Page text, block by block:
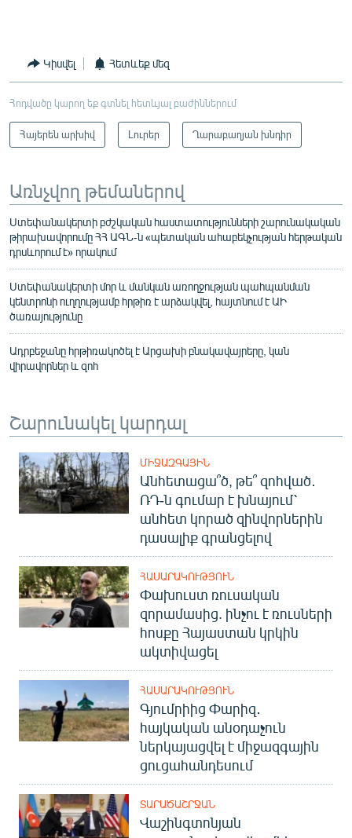
Կիսվել Հետևեք մեզ
Հոդվածը կարող եք գտնել հետևյալ բաժիններում
Հայերեն արխիվ Լուրեր Ղարաբաղյան խնդիր
Առնչվող թեմաներով
Ստեփանակերտի բժշկական հաստատությունների շարունակական
թիրախավորումը ՀՀ ԱԳՆ-ն «պետական ահաբեկչության հերթական
դրսևորում է» որակում
Ստեփանակերտի մոր և մանկան առողջության պահպանման
կենտրոնի ուղղությամբ հրթիռ է արձակվել, հայտնում է ԱԻ
ծառայությունը
Ադրբեջանը հրթիռակոծել է Արցախի բնակավայրերը, կան
վիրավորներ և զոհ
Շարունակել կարդալ
ՄԻՋԱԶԳԱՅԻՆ
Անհետացա՞ծ, թե՞ զոհված․
ՌԴ-ն գումար է խնայում՝
անհետ կորած զինվորներին
դասալիք գրանցելով
ՀԱՍԱՐԱԿՈՒԹՅՈՒՆ
Փախուստ ռուսական
զորամասից. ինչու է ռուսների
հոսքը Հայաստան կրկին
ակտիվացել
ՀԱՍԱՐԱԿՈՒԹՅՈՒՆ
Գյումրիից Փարիզ․
հայկական անօդաչուն
ներկայացվել է միջազգային
ցուցահանդեսում
ՏԱՐԱԾԱՇՐՋԱՆ
Վաշինգտոնյան